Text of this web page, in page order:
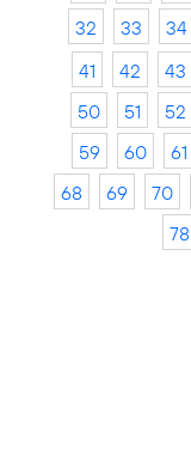
32
33 34
41
42 43
50
51 52
59
60 61
68
69 70
78